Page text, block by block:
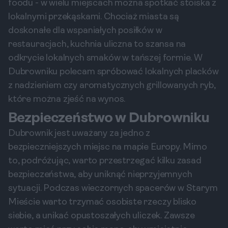
foodu - w wielu miejscach można spotkać stoiska z
lokalnymi przekąskami. Chociaż miasta są
doskonałe dla wspaniałych posiłków w
restauracjach, kuchnia uliczna to szansa na
odkrycie lokalnych smaków w tańszej formie. W
Dubrowniku polecam spróbować lokalnych placków
z nadzieniem czy aromatycznych grillowanych ryb,
które można zjeść na wynos.
Bezpieczeństwo w Dubrowniku
Dubrownik jest uważany za jedno z
bezpieczniejszych miejsc na mapie Europy. Mimo
to, podróżując, warto przestrzegać kilku zasad
bezpieczeństwa, aby uniknąć nieprzyjemnych
sytuacji. Podczas wieczornych spacerów w Starym
Mieście warto trzymać osobiste rzeczy blisko
siebie, a unikać opustoszałych uliczek. Zawsze